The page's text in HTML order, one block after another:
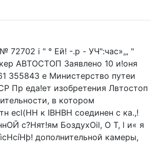
72702 i " ° Ей! -.p - УЧ":час»,„ "
АВТОСТОП Заявлено 10 и!оня
355843 е Министерство путеи
Пр еда!ет изобретения Лвтостоп
в котором
ecl(HH к IBHBH соединен с ка.,!
с?Нят!ям БоздухОil, О T, l и« я
дополнительной камеры,